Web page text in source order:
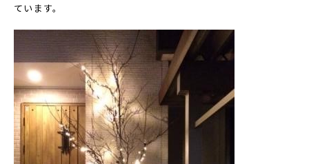
ています。